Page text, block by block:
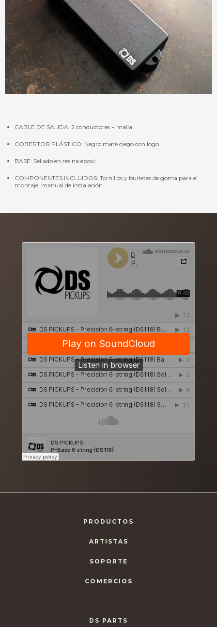
CABLE DE SALIDA: 2 conductores + malla
COBERTOR PLÁSTICO: Negro mate ciego con logo.
BASE: Sellado en resina epoxi
COMPONENTES INCLUIDOS: Tornillos y burletes de goma para el
montaje, manual de instalación.
PRODUCTOS
ARTISTAS
SOPORTE
COMERCIOS
DS PARTS